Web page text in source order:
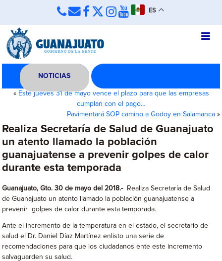
ES
NOTICIAS
« Este jueves 31 de mayo vence el plazo para que las empresas
cumplan con el pago…
Pavimentará SOP camino a Godoy en Salamanca»
Realiza Secretaría de Salud de Guanajuato
un atento llamado la población
guanajuatense a prevenir golpes de calor
durante esta temporada
Guanajuato, Gto. 30 de mayo del 2018.-Realiza Secretaría de Salud
de Guanajuato un atento llamado la población guanajuatense a
prevenir golpes de calor durante esta temporada.
Ante el incremento de la temperatura en el estado, el secretario de
salud el Dr. Daniel Díaz Martínez enlisto una serie de
recomendaciones para que los ciudadanos ente este incremento
salvaguarden su salud.